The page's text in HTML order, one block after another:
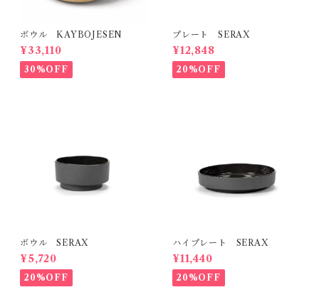
ボウル KAYBOJESEN
¥33,110
30%OFF
プレート SERAX
¥12,848
20%OFF
ボウル SERAX
¥5,720
20%OFF
ハイプレート SERAX
¥11,440
20%OFF